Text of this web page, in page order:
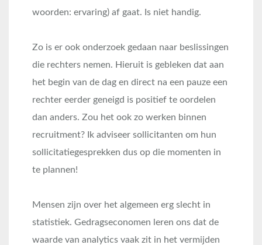
woorden: ervaring) af gaat. Is niet handig.
Zo is er ook onderzoek gedaan naar beslissingen
die rechters nemen. Hieruit is gebleken dat aan
het begin van de dag en direct na een pauze een
rechter eerder geneigd is positief te oordelen
dan anders. Zou het ook zo werken binnen
recruitment? Ik adviseer sollicitanten om hun
sollicitatiegesprekken dus op die momenten in
te plannen!
Mensen zijn over het algemeen erg slecht in
statistiek. Gedragseconomen leren ons dat de
waarde van analytics vaak zit in het vermijden